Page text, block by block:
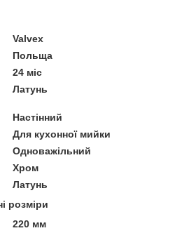
Valvex
Польща
24 міс
Латунь
Настінний
Для кухонної мийки
Одноважільний
Хром
Латунь
розміри
220 мм